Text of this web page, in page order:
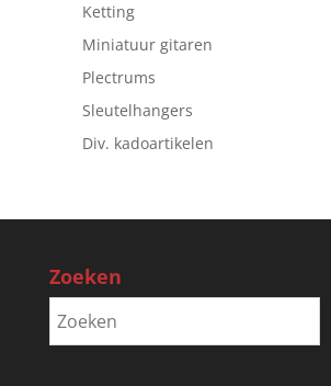
Ketting
Miniatuur gitaren
Plectrums
Sleutelhangers
Div. kadoartikelen
Zoeken